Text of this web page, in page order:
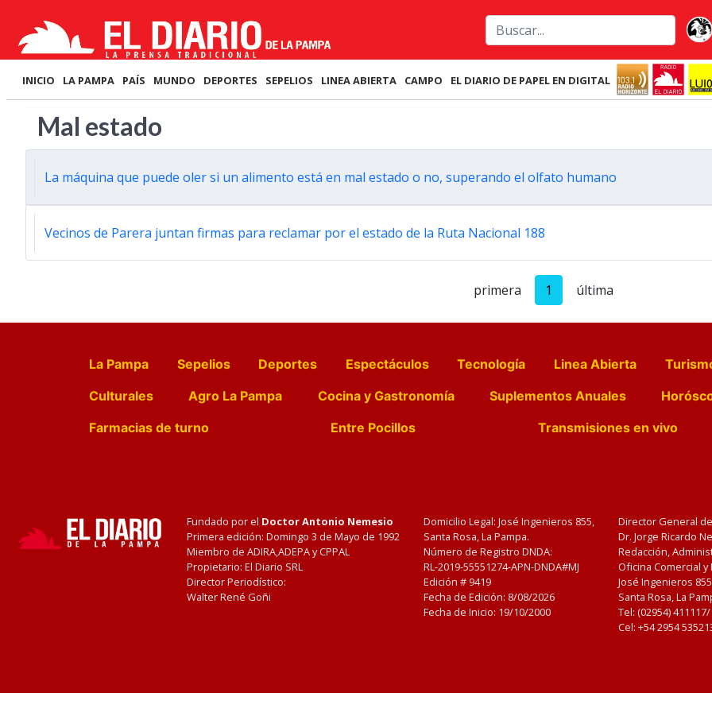
INICIO LA PAMPA PAÍS MUNDO DEPORTES SEPELIOS LINEA ABIERTA CAMPO EL DIARIO DE PAPEL EN DIGITAL
Mal estado
La máquina que puede oler si un alimento está en mal estado o no, superando el olfato humano
Vecinos de Parera juntan firmas para reclamar por el estado de la Ruta Nacional 188
primera 1 última
La Pampa Sepelios Deportes Espectáculos Tecnología Linea Abierta
Culturales
Agro La Pampa Cocina y Gastronomía Suplementos Anuales
Farmacias de turno
Entre Pocillos Transmisiones en vivo
Fundado por el Doctor Antonio Nemesio
Primera edición: Domingo 3 de Mayo de 1992
Miembro de ADIRA,ADEPA y CPPAL
Propietario: El Diario SRL
Director Periodístico:
Walter René Goñi
Domicilio Legal: José Ingenieros 855,
Santa Rosa, La Pampa.
Número de Registro DNDA:
RL-2019-55551274-APN-DNDA#MJ
Edición # 9419
Fecha de Edición: 8/08/2026
Fecha de Inicio: 19/10/2000
Director General
Dr. Jorge Ricardo
Redacción,
Oficina Comercial
José Ingenieros
Santa Rosa, La
Tel: (02954)
Cel: +54 2954